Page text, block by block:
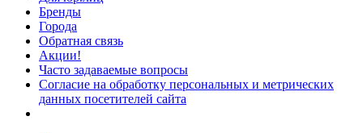
Бренды
Города
Обратная связь
Акции!
Часто задаваемые вопросы
Согласие на обработку персональных и метрических
данных посетителей сайта